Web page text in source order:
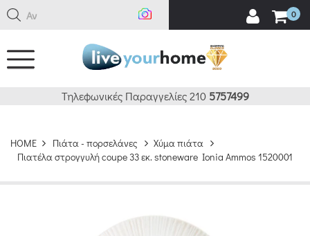
Αναζή 0
Τηλεφωνικές Παραγγελίες 210 5757499
HOME Πιάτα - πορσελάνες
Χύμα πιάτα
Πιατέλα στρογγυλή coupe 33 εκ. stoneware Ionia Ammos 1520001